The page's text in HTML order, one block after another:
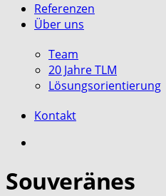
Referenzen
Über uns
Team
20 Jahre TLM
Lösungsorientierung
Kontakt
Souveränes